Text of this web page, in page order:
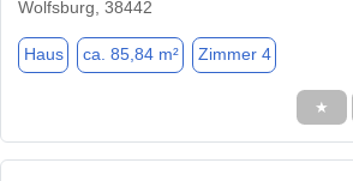
Wolfsburg, 38442
Haus ca. 85,84 m² Zimmer 4
★